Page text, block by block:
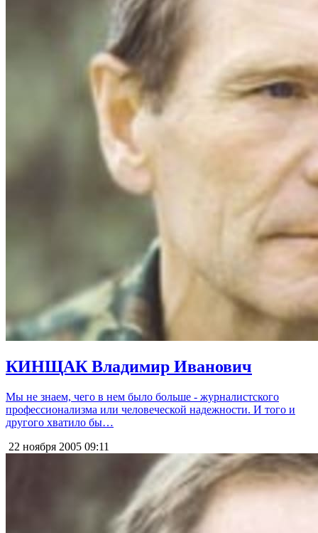
КИНЩАК Владимир Иванович
Мы не знаем, чего в нем было больше - журналистского
профессионализма или человеческой надежности. И того и
другого хватило бы…
22 ноября 2005 09:11